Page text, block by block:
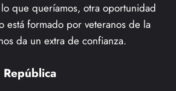
que queríamos, otra oportunidad
está formado por veteranos de la
da un extra de confianza.